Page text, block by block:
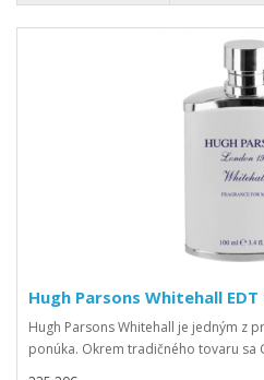
Hugh Parsons Whitehall EDT
Hugh Parsons Whitehall je jedným z
ponúka. Okrem tradičného tovaru sa